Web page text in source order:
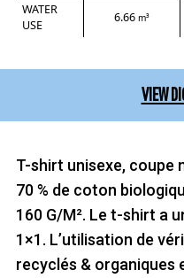
WATER
USE
6.66 m³
VIEW
T-shirt unisexe, coupe
70 % de coton
160 G/M². Le t-shirt a
1×1. L’utilisation de
recyclés & organiques